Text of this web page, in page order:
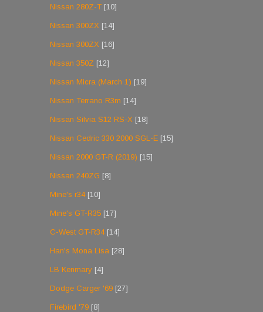
Nissan 280Z-T [10]
Nissan 300ZX [14]
Nissan 300ZX [16]
Nissan 350Z [12]
Nissan Micra (March 1) [19]
Nissan Terrano R3m [14]
Nissan Silvia S12 RS-X [18]
Nissan Cedric 330 2000 SGL-E [15]
Nissan 2000 GT-R (2019) [15]
Nissan 240ZG [8]
Mine's r34 [10]
Mine's GT-R35 [17]
C-West GT-R34 [14]
Han's Mona Lisa [28]
LB Kenmary [4]
Dodge Carger '69 [27]
Firebird '79 [8]